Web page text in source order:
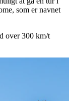
som er navnet
over 300 km/t